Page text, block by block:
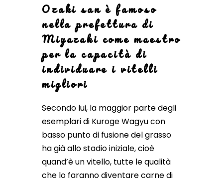
Ozaki san è famoso
nella prefettura di
Miyazaki come maestro
per la capacità di
individuare i vitelli
migliori
Secondo lui, la maggior parte degli
esemplari di Kuroge Wagyu con
basso punto di fusione del grasso
ha già allo stadio iniziale, cioè
quand’è un vitello, tutte le qualità
che lo faranno diventare carne di